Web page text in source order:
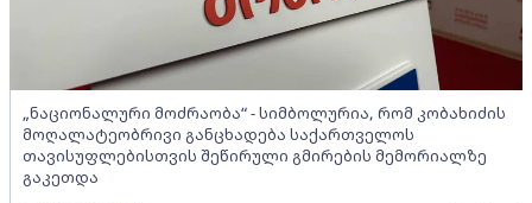
„ნაციონალური მოძრაობა“ - სიმბოლურია, რომ კობახიძის
მოღალატეობრივი განცხადება საქართველოს
თავისუფლებისთვის შეწირული გმირების მემორიალზე
გაკეთდა